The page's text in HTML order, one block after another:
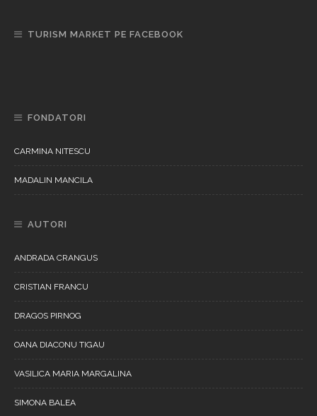
TURISM MARKET PE FACEBOOK
FONDATORI
CARMINA NITESCU
MADALIN MANCILA
AUTORI
ANDRADA CRANGUS
CRISTIAN FRANCU
DRAGOS PIRNOG
OANA DIACONU TIGAU
VASILICA MARIA MARGALINA
SIMONA BALEA